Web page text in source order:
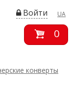
UA
Войти
0
конверты